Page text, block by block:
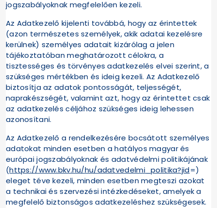
jogszabályoknak megfelelően kezeli.
Az Adatkezelő kijelenti továbbá, hogy az érintettek
(azon természetes személyek, akik adatai kezelésre
kerülnek) személyes adatait kizárólag a jelen
tájékoztatóban meghatározott célokra, a
tisztességes és törvényes adatkezelés elvei szerint, a
szükséges mértékben és ideig kezeli. Az Adatkezelő
biztosítja az adatok pontosságát, teljességét,
naprakészségét, valamint azt, hogy az érintettet csak
az adatkezelés céljához szükséges ideig lehessen
azonosítani.
Az Adatkezelő a rendelkezésére bocsátott személyes
adatokat minden esetben a hatályos magyar és
európai jogszabályoknak és adatvédelmi politikájának
(https://www.bkv.hu/hu/adatvedelmi_politika?jid=)
eleget téve kezeli, minden esetben megteszi azokat
a technikai és szervezési intézkedéseket, amelyek a
megfelelő biztonságos adatkezeléshez szükségesek.